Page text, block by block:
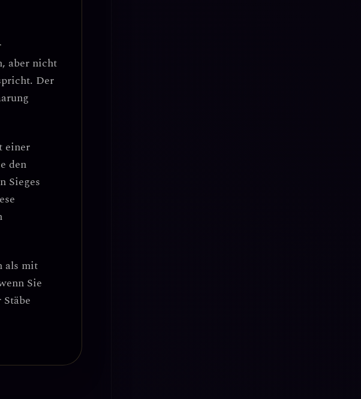
aber nicht
Der
einer
den
Sieges
als mit
Sie